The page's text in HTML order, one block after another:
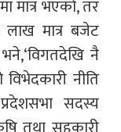
मात्र भएको, तर
लाख मात्र बजेट
नै
नीति
सदस्य